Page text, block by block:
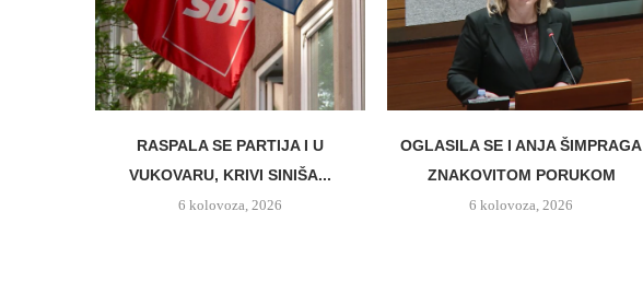
RASPALA SE PARTIJA I U
VUKOVARU, KRIVI SINIŠA...
6 kolovoza, 2026
OGLASILA SE I ANJA ŠIMPRAGA
ZNAKOVITOM PORUKOM
6 kolovoza, 2026